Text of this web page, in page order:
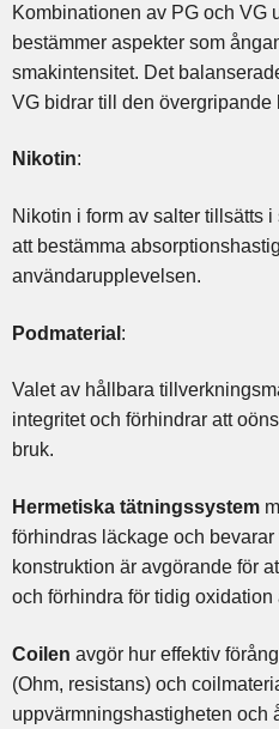
Kombinationen av PG och VG
bestämmer aspekter som
smakintensitet. Det
VG bidrar till den
Nikotin:
Nikotin i form av salter tillsätts
att bestämma
användarupplevelsen.
Podmaterial :
Valet av hållbara
integritet och förhindrar att
bruk.
Hermetiska tätningssystem
förhindras läckage och
konstruktion är avgörande för
och förhindra för tidig oxidation
Coilen avgör hur effektiv
(Ohm, resistans) och
uppvärmningshastigheten och